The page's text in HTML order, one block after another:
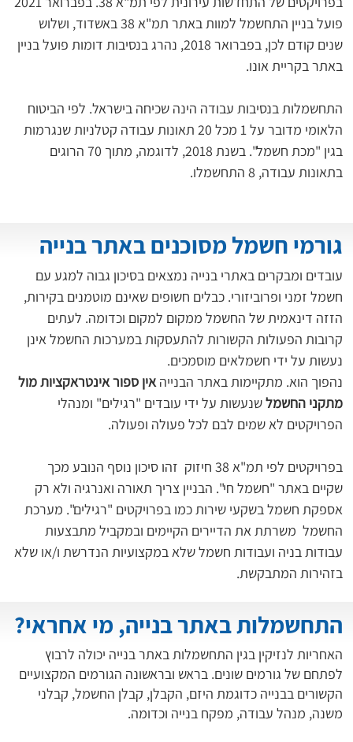
פועל בניין התחשמל למוות באתר תמ"א 38 באשדוד, ושלוש
שנים קודם לכן, בפברואר 2018, נהרג בנסיבות דומות פועל בניין
באתר בקריית אונו.
התחשמלות בנסיבות עבודה הינה שכיחה בישראל. לפי הביטוח
הלאומי מדובר על 1 מכל 20 תאונות עבודה קטלניות שנגרמות
בגין "מכת חשמל". בשנת 2018, לדוגמה, מתוך 70 הרוגים
בתאונות עבודה, 8 התחשמלו.
גורמי חשמל מסוכנים באתר בנייה
עובדים ומבקרים באתרי בנייה נמצאים בסיכון גבוה למגע עם
חשמל זמני ופרוביזורי. כבלים חשופים שאינם מוטמנים בקירות,
הזזה דינאמית של החשמל ממקום למקום וכדומה. לעתים
קרובות הפעולות הקשורות להתעסקות במערכות החשמל אינן
נעשות על ידי חשמלאים מוסמכים.
נהפוך הוא. מתקיימות באתר הבנייה אין ספור אינטראקציות מול
מתקני החשמל שנעשות על ידי עובדים "רגילים" ומנהלי
הפרויקטים לא שמים לבם לכל פעולה ופעולה.
בפרויקטים לפי תמ"א 38 חיזוק  זהו סיכון נוסף הנובע מכך
שקיים באתר "חשמל חי". הבניין צריך תאורה ואנרגיה ולא רק
אספקת חשמל בשקעי שירות כמו בפרויקטים "רגילים". מערכת
החשמל  משרתת את הדיירים הקיימים ובמקביל מתבצעות
עבודות בניה ועבודות חשמל שלא במקצועיות הנדרשת ו/או שלא
בזהירות המתבקשת.
האחריות לנזיקין בגין התחשמלות באתר בנייה יכולה לרבוץ
לפתחם של גורמים שונים. בראש ובראשונה הגורמים המקצועיים
הקשורים בבנייה כדוגמת היזם, הקבלן, קבלן החשמל, קבלני
משנה, מנהל עבודה, מפקח בנייה וכדומה.
התחשמלות באתר בנייה, מי אחראי?